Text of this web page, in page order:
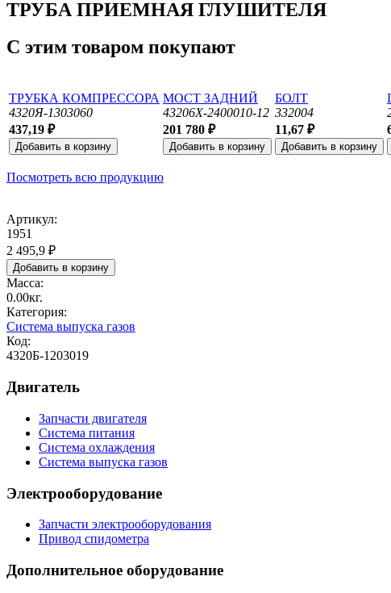
ТРУБА ПРИЕМНАЯ ГЛУШИТЕЛЯ
С этим товаром покупают
ТРУБКА КОМПРЕССОРА
4320Я-1303060
437,19 ₽
МОСТ ЗАДНИЙ
43206Х-2400010-12
201 780 ₽
БОЛТ
332004
11,67 ₽
Посмотреть всю продукцию
Артикул:
1951
2 495,9 ₽
Масса:
0.00кг.
Категория:
Система выпуска газов
Код:
4320Б-1203019
Двигатель
Запчасти двигателя
Система питания
Система охлаждения
Система выпуска газов
Электрооборудование
Запчасти электрооборудования
Привод спидометра
Дополнительное оборудование